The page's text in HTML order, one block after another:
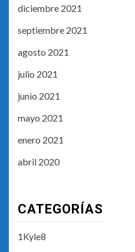
diciembre 2021
septiembre 2021
agosto 2021
julio 2021
junio 2021
mayo 2021
enero 2021
abril 2020
CATEGORÍAS
1Kyle8